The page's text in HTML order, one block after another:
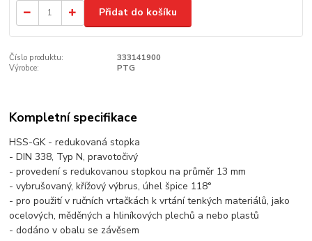
Přidat do košíku
Číslo produktu:
333141900
Výrobce:
PTG
Kompletní specifikace
HSS-GK - redukovaná stopka
- DIN 338, Typ N, pravotočivý
- provedení s redukovanou stopkou na průměr 13 mm
- vybrušovaný, křížový výbrus, úhel špice 118°
- pro použití v ručních vrtačkách k vrtání tenkých materiálů, jako
ocelových, měděných a hliníkových plechů a nebo plastů
- dodáno v obalu se závěsem